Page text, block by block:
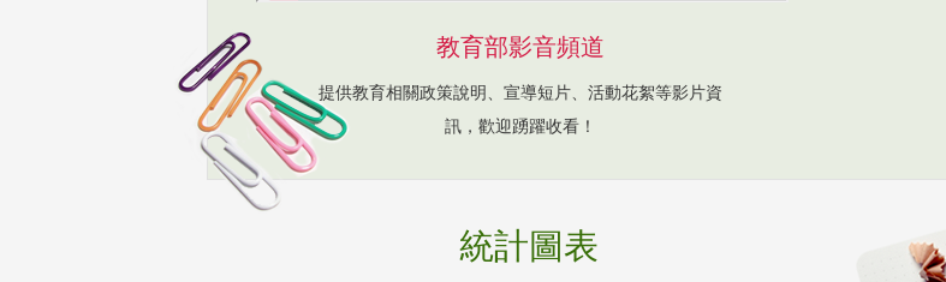
教育部影音頻道
提供教育相關政策說明、宣導短片、活動花絮等影片資
訊，歡迎踴躍收看！
統計圖表